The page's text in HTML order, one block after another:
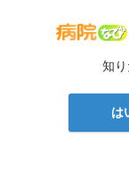
知
は